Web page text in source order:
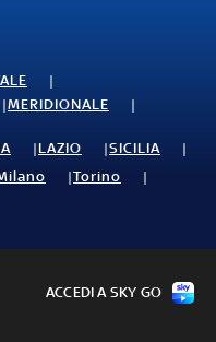
MERIDIONALE
LAZIO
SICILIA
Torino
ACCEDI A SKY GO